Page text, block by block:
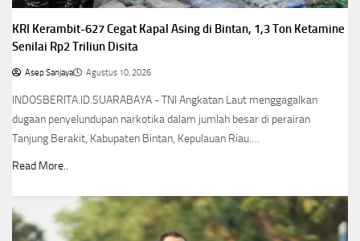
KRI Kerambit-627 Cegat Kapal Asing di Bintan, 1,3 Ton Ketamine
Senilai Rp2 Triliun Disita
Asep Sanjaya Agustus 10, 2026
INDOSBERITA.ID.SUARABAYA - TNI Angkatan Laut menggagalkan
dugaan penyelundupan narkotika dalam jumlah besar di perairan
Tanjung Berakit, Kabupaten Bintan, Kepulauan Riau.…
Read More..